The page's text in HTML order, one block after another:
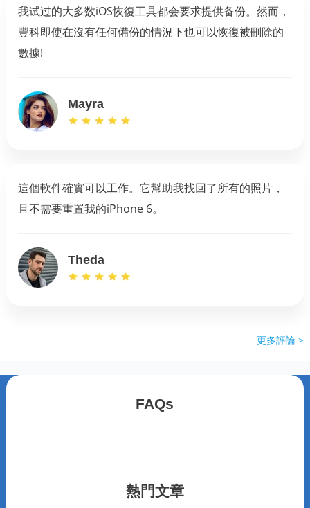
我试过的大多数iOS恢復工具都会要求提供备份。然而，
豐科即使在沒有任何備份的情況下也可以恢復被刪除的
數據!
Mayra
這個軟件確實可以工作。它幫助我找回了所有的照片，
且不需要重置我的iPhone 6。
Theda
更多評論 >
FAQs
熱門文章